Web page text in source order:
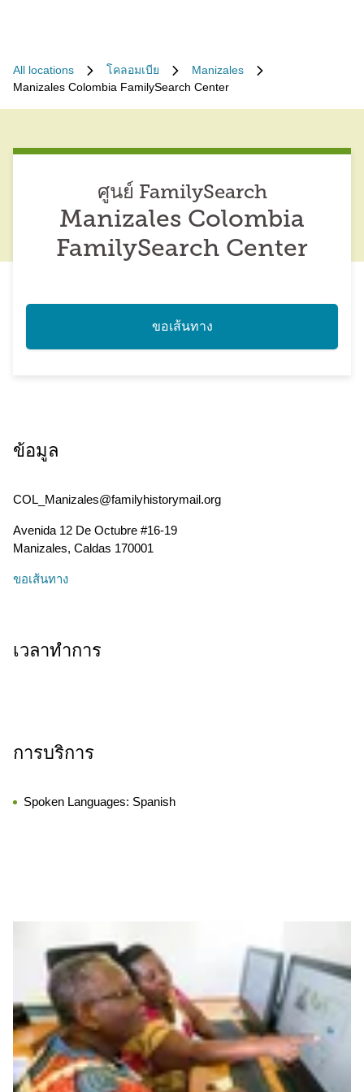
All locations โคลอมเบีย
Manizales
Manizales Colombia FamilySearch Center
ศูนย์ FamilySearch
Manizales Colombia
FamilySearch Center
ขอเส้นทาง
ข้อมูล
COL_Manizales@familyhistorymail.org
Avenida 12 De Octubre #16-19
Manizales, Caldas 170001
ขอเส้นทาง
เวลาทำการ
การบริการ
Spoken Languages: Spanish